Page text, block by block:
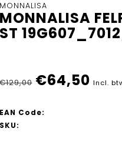
MONNALISA
MONNALISA
ST
€64,50 Incl.
EAN Code:
SKU: